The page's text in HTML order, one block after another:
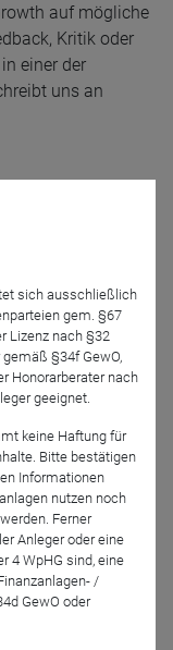
auf mögliche
Kritik oder
einer der
uns an
sich ausschließlich
gem. §67
Lizenz nach §32
§34f GewO,
Honorarberater nach
geeignet.
keine Haftung für
Bitte bestätigen
Informationen
nutzen noch
Ferner
Anleger oder eine
4 WpHG sind, eine
/
GewO oder